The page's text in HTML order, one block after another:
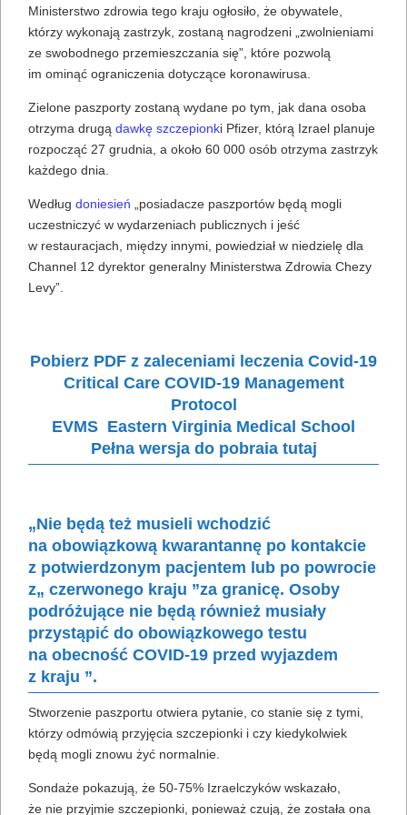
Ministerstwo zdrowia tego kraju ogłosiło, że obywatele,
którzy wykonają zastrzyk, zostaną nagrodzeni „zwolnieniami
ze swobodnego przemieszczania się”, które pozwolą
im ominąć ograniczenia dotyczące koronawirusa.
Zielone paszporty zostaną wydane po tym, jak dana osoba
otrzyma drugą dawkę szczepionki Pfizer, którą Izrael planuje
rozpocząć 27 grudnia, a około 60 000 osób otrzyma zastrzyk
każdego dnia.
Według doniesień „posiadacze paszportów będą mogli
uczestniczyć w wydarzeniach publicznych i jeść
w restauracjach, między innymi, powiedział w niedzielę dla
Channel 12 dyrektor generalny Ministerstwa Zdrowia Chezy
Levy”.
Pobierz PDF z zaleceniami leczenia Covid-19
Critical Care COVID-19 Management
Protocol
EVMS Eastern Virginia Medical School
Pełna wersja do pobraia tutaj
„Nie będą też musieli wchodzić
na obowiązkową kwarantannę po kontakcie
z potwierdzonym pacjentem lub po powrocie
z„ czerwonego kraju ”za granicę. Osoby
podróżujące nie będą również musiały
przystąpić do obowiązkowego testu
na obecność COVID-19 przed wyjazdem
z kraju ”.
Stworzenie paszportu otwiera pytanie, co stanie się z tymi,
którzy odmówią przyjęcia szczepionki i czy kiedykolwiek
będą mogli znowu żyć normalnie.
Sondaże pokazują, że 50-75% Izraelczyków wskazało,
że nie przyjmie szczepionki, ponieważ czują, że została ona